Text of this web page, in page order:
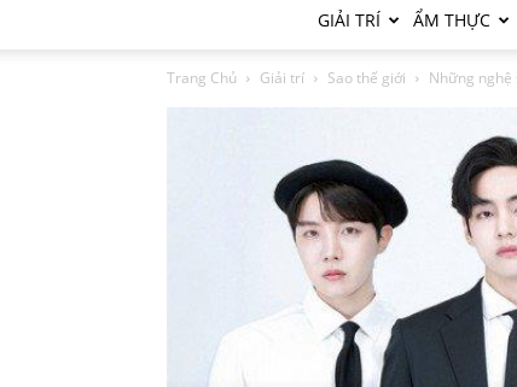
GIẢI TRÍ ẨM THỰC
Trang Chủ Giải trí Sao thế giới Những nghệ